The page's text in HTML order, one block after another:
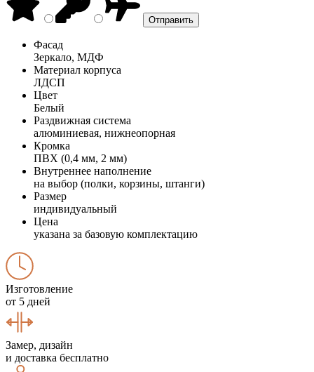
Фасад
Зеркало, МДФ
Материал корпуса
ЛДСП
Цвет
Белый
Раздвижная система
алюминиевая, нижнеопорная
Кромка
ПВХ (0,4 мм, 2 мм)
Внутреннее наполнение
на выбор (полки, корзины, штанги)
Размер
индивидуальный
Цена
указана за базовую комплектацию
Изготовление
от 5 дней
Замер, дизайн
и доставка бесплатно